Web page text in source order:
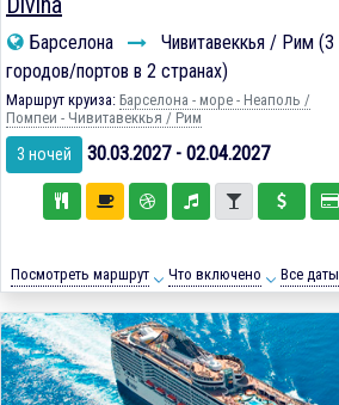
Барселона
Чивитавеккья / Рим (3
городов/портов в 2 странах)
Маршрут круиза: Барселона - море - Неаполь /
Помпеи - Чивитавеккья / Рим
3 ночей 30.03.2027 - 02.04.2027
Посмотреть маршрут Что включено Все даты